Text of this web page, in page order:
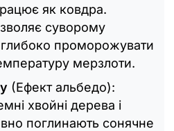
як ковдра.
суворому
проморожувати
мерзлоти.
(Ефект альбедо):
хвойні дерева і
поглинають сонячне